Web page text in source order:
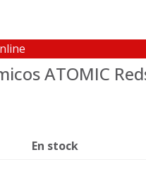
ATOMIC
En stock